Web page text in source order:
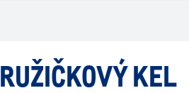
RUŽIČKOVÝ KEL